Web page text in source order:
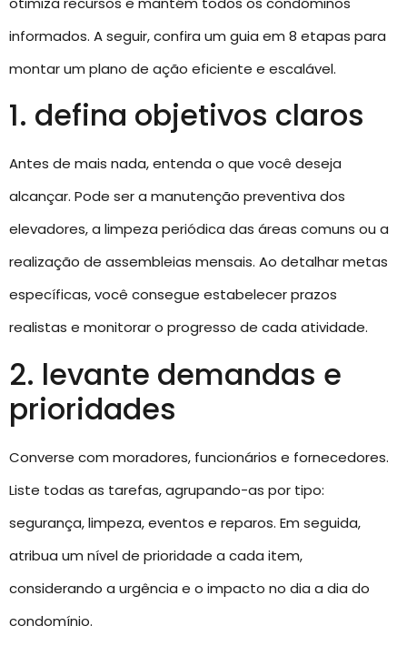
informados. A seguir, confira um guia em 8 etapas para
montar um plano de ação eficiente e escalável.
1. defina objetivos claros
Antes de mais nada, entenda o que você deseja
alcançar. Pode ser a manutenção preventiva dos
elevadores, a limpeza periódica das áreas comuns ou a
realização de assembleias mensais. Ao detalhar metas
específicas, você consegue estabelecer prazos
realistas e monitorar o progresso de cada atividade.
2. levante demandas e
prioridades
Converse com moradores, funcionários e fornecedores.
Liste todas as tarefas, agrupando-as por tipo:
segurança, limpeza, eventos e reparos. Em seguida,
atribua um nível de prioridade a cada item,
considerando a urgência e o impacto no dia a dia do
condomínio.